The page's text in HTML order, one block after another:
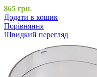
865 грн.
Додати в кошик
Порівняння
Швидкий перегляд